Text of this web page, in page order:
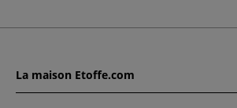
La maison Etoffe.com